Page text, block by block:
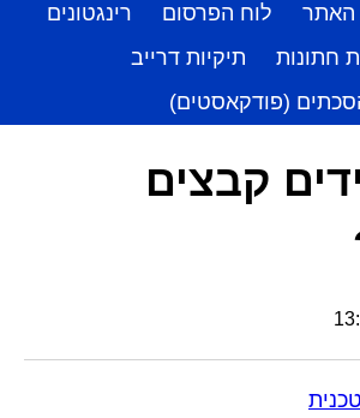
האתר לוח הפרסום
רינגטונים
חתונות
תיקיות דרייב
(פודקאסטים)
קבצים